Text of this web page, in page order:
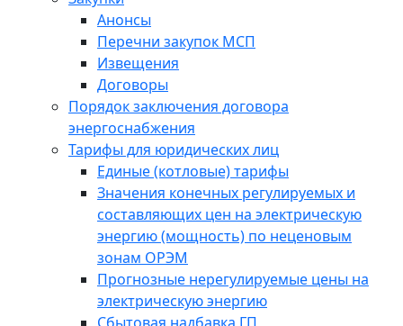
Анонсы
Перечни закупок МСП
Извещения
Договоры
Порядок заключения договора
энергоснабжения
Тарифы для юридических лиц
Единые (котловые) тарифы
Значения конечных регулируемых и
составляющих цен на электрическую
энергию (мощность) по неценовым
зонам ОРЭМ
Прогнозные нерегулируемые цены на
электрическую энергию